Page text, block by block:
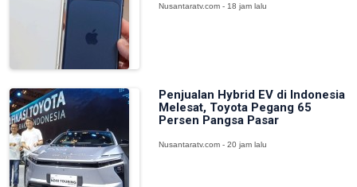
Nusantaratv.com - 18 jam lalu
Penjualan Hybrid EV di Indonesia
Melesat, Toyota Pegang 65
Persen Pangsa Pasar
Nusantaratv.com - 20 jam lalu